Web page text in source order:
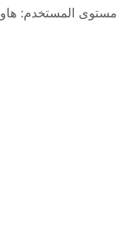
مستوى المستخدم: هاو